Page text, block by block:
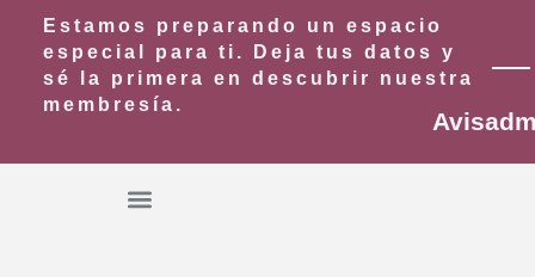
Estamos preparando un espacio
especial para ti.
Deja tus datos y
sé la primera en descubrir nuestra
membresía.